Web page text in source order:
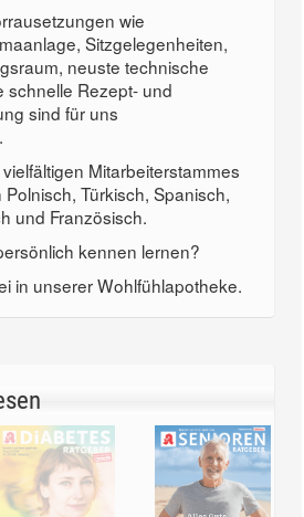
wie
Sitzgelegenheiten,
neuste technische
schnelle Rezept- und
sind für uns
Mitarbeiterstammes
Türkisch, Spanisch,
und Französisch.
kennen lernen?
in unserer Wohlfühlapotheke.